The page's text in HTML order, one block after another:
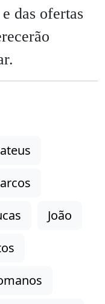
das ofertas
João